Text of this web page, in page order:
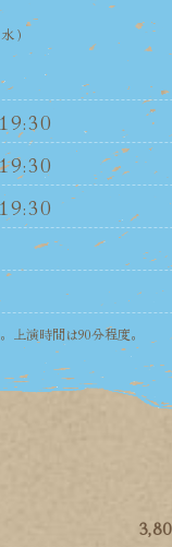
水
演時間は90分程度。